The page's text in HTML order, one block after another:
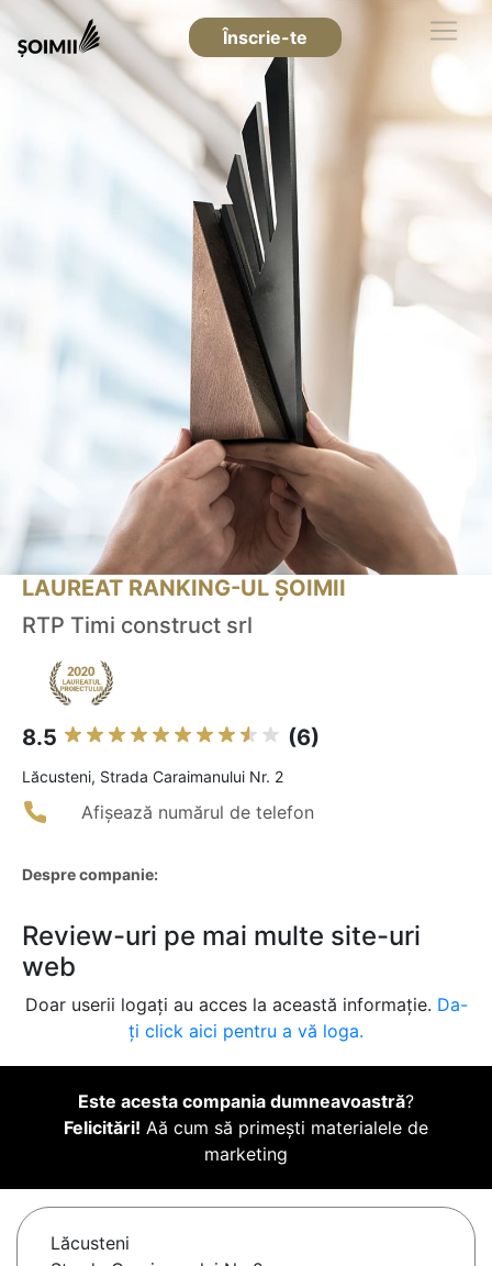
Înscrie-te
LAUREAT RANKING-UL ȘOIMII
RTP Timi construct srl
8.5 (6)
Lăcusteni, Strada Caraimanului Nr. 2
Afișează numărul de telefon
Despre companie:
Review-uri pe mai multe site-uri
web
Doar userii logați au acces la această informație. Da-
ți click aici pentru a vă loga.
Este acesta compania dumneavoastră?
Felicitări! Aă cum să primești materialele de
marketing
Lăcusteni